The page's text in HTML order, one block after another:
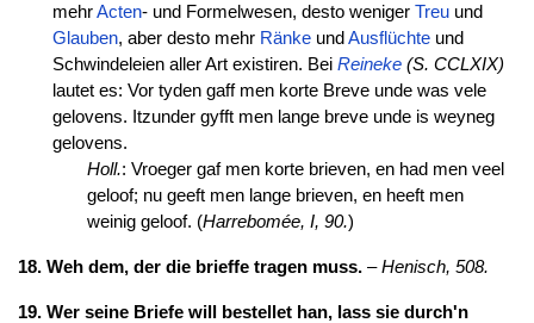
mehrActen- und Formelwesen, desto weniger Treuund
Glauben, aber desto mehr Ränkeund Ausflüchteund
Schwindeleien aller Art existiren. Bei Reineke(S. CCLXIX)
lautet es: Vor tyden gaff men korte Breve unde was vele
gelovens. Itzunder gyfft men lange breve unde is weyneg
gelovens.
Holl.: Vroeger gaf men korte brieven, en had men veel
geloof; nu geeft men lange brieven, en heeft men
weinig geloof. (Harrebomée, I, 90.)
18. Weh dem, der die brieffe tragen muss.–Henisch, 508.
19. Wer seine Briefe will bestellet han, lass sie durch'n